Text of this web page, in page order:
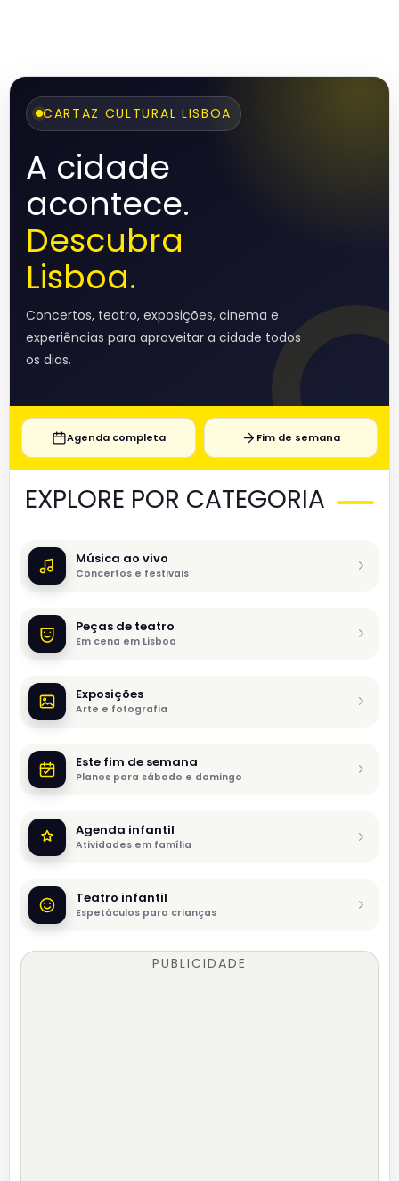
CARTAZ CULTURAL LISBOA
A cidade
acontece.
Descubra
Lisboa.
Concertos, teatro, exposições, cinema e
experiências para aproveitar a cidade todos
os dias.
Agenda completa Fim de semana
EXPLORE POR CATEGORIA
Música ao vivo
Concertos e festivais
Peças de teatro
Em cena em Lisboa
Exposições
Arte e fotografia
Este fim de semana
Planos para sábado e domingo
Agenda infantil
Atividades em família
Teatro infantil
Espetáculos para crianças
PUBLICIDADE